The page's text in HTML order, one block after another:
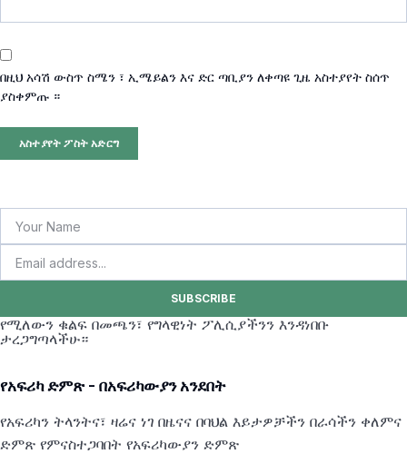
በዚህ አሳሽ ውስጥ ስሜን ፣ ኢሜይልን እና ድር ጣቢያን ለቀጣዩ ጊዜ አስተያየት ስሰጥ
ያስቀምጡ ።
SUBSCRIBE
የሚለውን ቁልፍ በመጫን፣ የግላዊነት ፖሊሲያችንን እንዳነበቡ
ታረጋግጣላችሁ።
የአፍሪካ ድምጽ - በአፍሪካውያን አንደበት
የአፍሪካን ትላንትና፣ ዛሬና ነገ በዜናና በባህል እይታዎቻችን በራሳችን ቀለምና
ድምጽ የምናስተጋባበት የአፍሪካውያን ድምጽ